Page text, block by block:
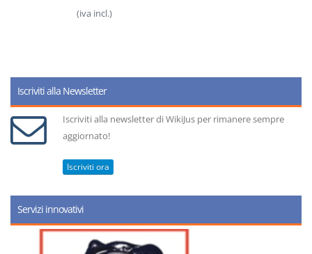
(iva incl.)
Iscriviti alla Newsletter
Iscriviti alla newsletter di WikiJus per rimanere sempre
aggiornato!
Iscriviti ora
Servizi innovativi